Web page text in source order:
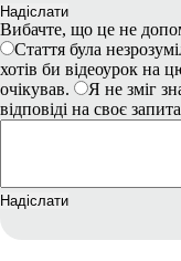
Надіслати
Вибачте, що це не
Стаття була
хотів би відеоурок на
очікував.
Я не зміг
відповіді на своє
Надіслати